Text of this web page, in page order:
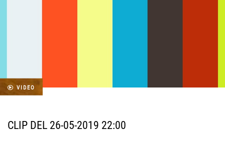
VIDEO
CLIP DEL 26-05-2019 22:00